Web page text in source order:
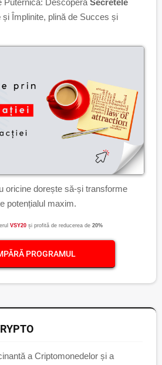
și Împlinite, plină de Succes și
oricine dorește să-și transforme
potențialul maxim.
VSY20și profită de reducerea de 20%
PROGRAMUL
a Criptomonedelor și a